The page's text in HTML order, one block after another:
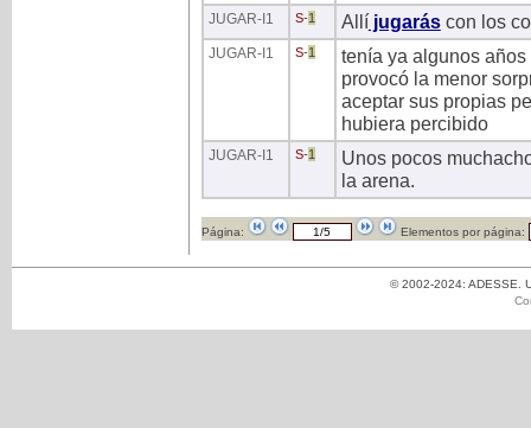
JUGAR-I1 S-1 Allíjugaráscon los
JUGAR-I1 S-1
tenía ya algunos
provocó la menor
aceptar sus propias
hubiera percibido
JUGAR-I1 S-1
Unos pocos
la arena.
Página: Elementos por página:
© 2002-2024: ADESSE.